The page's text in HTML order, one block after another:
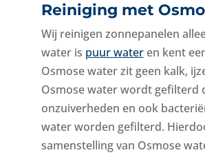
Reiniging met
Wij reinigen zonnepanelen
water is puur wateren kent
Osmose water zit geen kalk,
Osmose water wordt gefilterd
onzuiverheden en ook
water worden gefilterd.
samenstelling van Osmose